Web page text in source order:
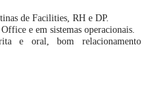
de Facilities, RH e DP.
e em sistemas operacionais.
e oral, bom relacionamento